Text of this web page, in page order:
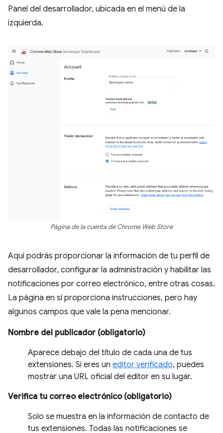
Panel del desarrollador, ubicada en el menú de la
izquierda.
Página de la cuenta de Chrome Web Store
Aquí podrás proporcionar la información de tu perfil de
desarrollador, configurar la administración y habilitar las
notificaciones por correo electrónico, entre otras cosas.
La página en sí proporciona instrucciones, pero hay
algunos campos que vale la pena mencionar.
Nombre del publicador (obligatorio)
Aparece debajo del título de cada una de tus
extensiones. Si eres un editor verificado, puedes
mostrar una URL oficial del editor en su lugar.
Verifica tu correo electrónico (obligatorio)
Solo se muestra en la información de contacto de
tus extensiones. Todas las notificaciones se